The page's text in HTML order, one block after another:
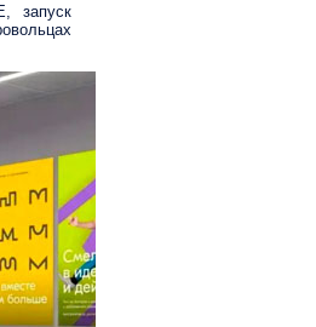
запуск